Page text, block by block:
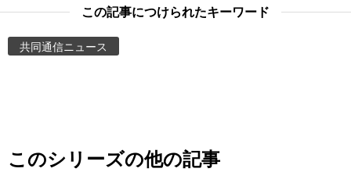
Images
People
この記事につけられたキーワード
共同通信ニュース
このシリーズの他の記事